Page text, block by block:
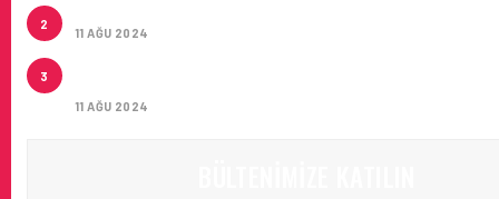
2
11 AĞU 2024
3
11 AĞU 2024